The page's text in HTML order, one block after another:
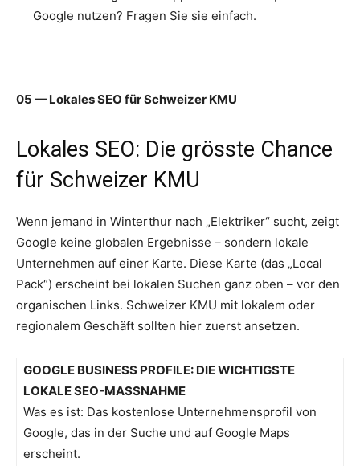
Google nutzen? Fragen Sie sie einfach.
05 — Lokales SEO für Schweizer KMU
Lokales SEO: Die grösste Chance
für Schweizer KMU
Wenn jemand in Winterthur nach „Elektriker“ sucht, zeigt
Google keine globalen Ergebnisse – sondern lokale
Unternehmen auf einer Karte. Diese Karte (das „Local
Pack“) erscheint bei lokalen Suchen ganz oben – vor den
organischen Links. Schweizer KMU mit lokalem oder
regionalem Geschäft sollten hier zuerst ansetzen.
GOOGLE BUSINESS PROFILE: DIE WICHTIGSTE
LOKALE SEO-MASSNAHME
Was es ist: Das kostenlose Unternehmensprofil von
Google, das in der Suche und auf Google Maps
erscheint.